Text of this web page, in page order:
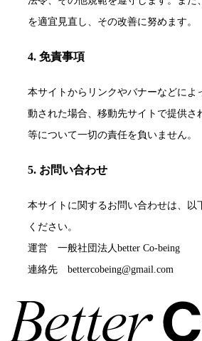
を適宜見直し、その改善に努めます。
4. 免責事項
本サイトからリンクやバナーなどによ
動された場合、移動先サイトで提供さ
等について一切の責任を負いません。
5. お問い合わせ
本サイトに関するお問い合わせは、以
ください。
運営 一般社団法人better Co-being
連絡先bettercobeing@gmail.com